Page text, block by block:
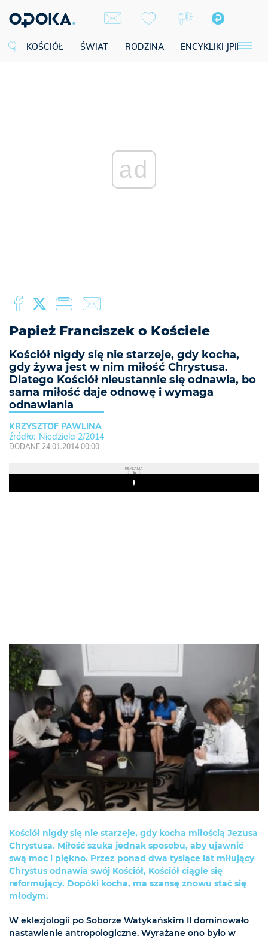
KOŚCIÓŁ ŚWIAT RODZINA ENCYKLIKI JPII
ad
Papież Franciszek o Kościele
Kościół nigdy się nie starzeje, gdy kocha,
gdy żywa jest w nim miłość Chrystusa.
Dlatego Kościół nieustannie się odnawia, bo
sama miłość daje odnowę i wymaga
odnawiania
KRZYSZTOF PAWLINA
Niedziela 2/2014
DODANE 24.01.2014 00:00
REKLAMA
Play
Kościół nigdy się nie starzeje, gdy kocha miłością Jezusa
Chrystusa. Miłość szuka jednak sposobu, aby ujawnić
swą moc i piękno. Przez ponad dwa tysiące lat miłujący
Chrystus odnawia swój Kościół, Kościół ciągle się
reformujący. Dopóki kocha, ma szansę znowu stać się
młodym.
W eklezjologii po Soborze Watykańskim II dominowało
nastawienie antropologiczne. Wyrażane ono było w